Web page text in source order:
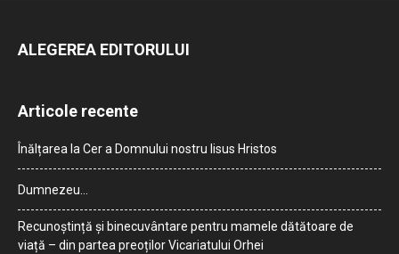
ALEGEREA EDITORULUI
Articole recente
Înălțarea la Cer a Domnului nostru Iisus Hristos
Dumnezeu…
Recunoștință și binecuvântare pentru mamele dătătoare de
viață – din partea preoților Vicariatului Orhei